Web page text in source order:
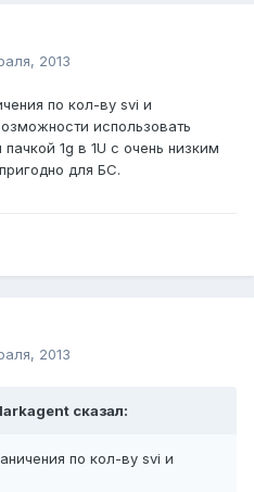
2013
по кол-ву svi и
использовать
1g в 1U с очень низким
для БС.
2013
сказал:
по кол-ву svi и